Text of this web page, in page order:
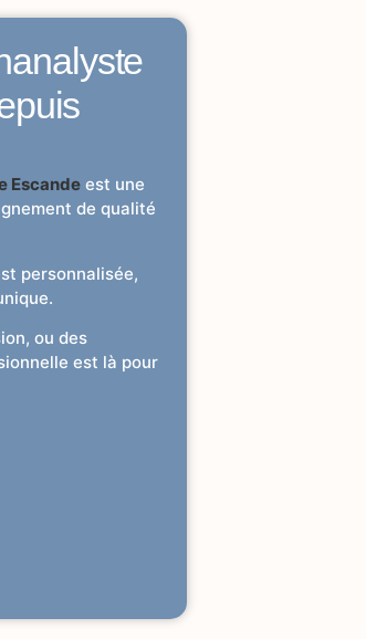
Escande est une
de qualité
personnalisée,
ou des
est là pour